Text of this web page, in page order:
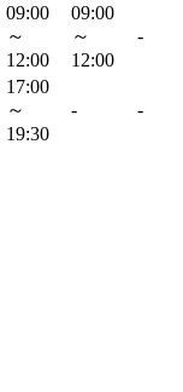
09:00
～
12:00
09:00
～
12:00
-
17:00
～
19:30
- -